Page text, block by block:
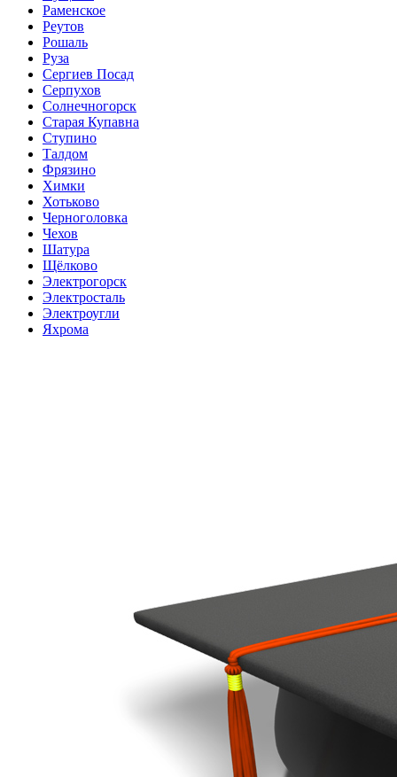
Раменское
Реутов
Рошаль
Руза
Сергиев Посад
Серпухов
Солнечногорск
Старая Купавна
Ступино
Талдом
Фрязино
Химки
Хотьково
Черноголовка
Чехов
Шатура
Щёлково
Электрогорск
Электросталь
Электроугли
Яхрома